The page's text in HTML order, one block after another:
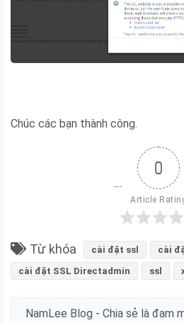
Chúc các bạn thành công.
0
Article
Từ khóa cài đặt ssl
cài
cài đặt SSL Directadmin
ssl
NamLee Blog - Chia sẻ là đam